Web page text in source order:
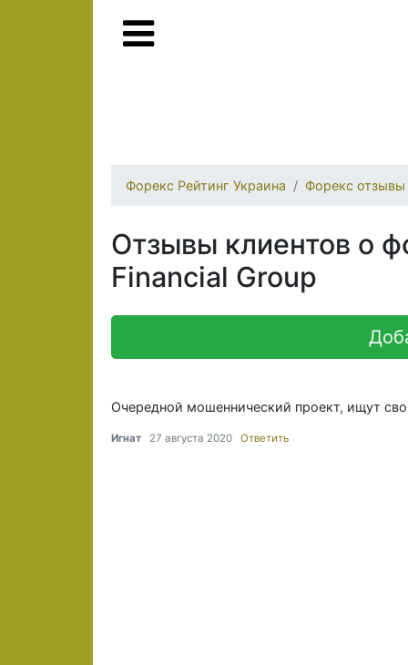
Форекс Рейтинг Украина Форекс отзывы
Отзывы клиентов о
Financial Group
Очередной мошеннический проект, ищут
Игнат 27 августа 2020 Ответить